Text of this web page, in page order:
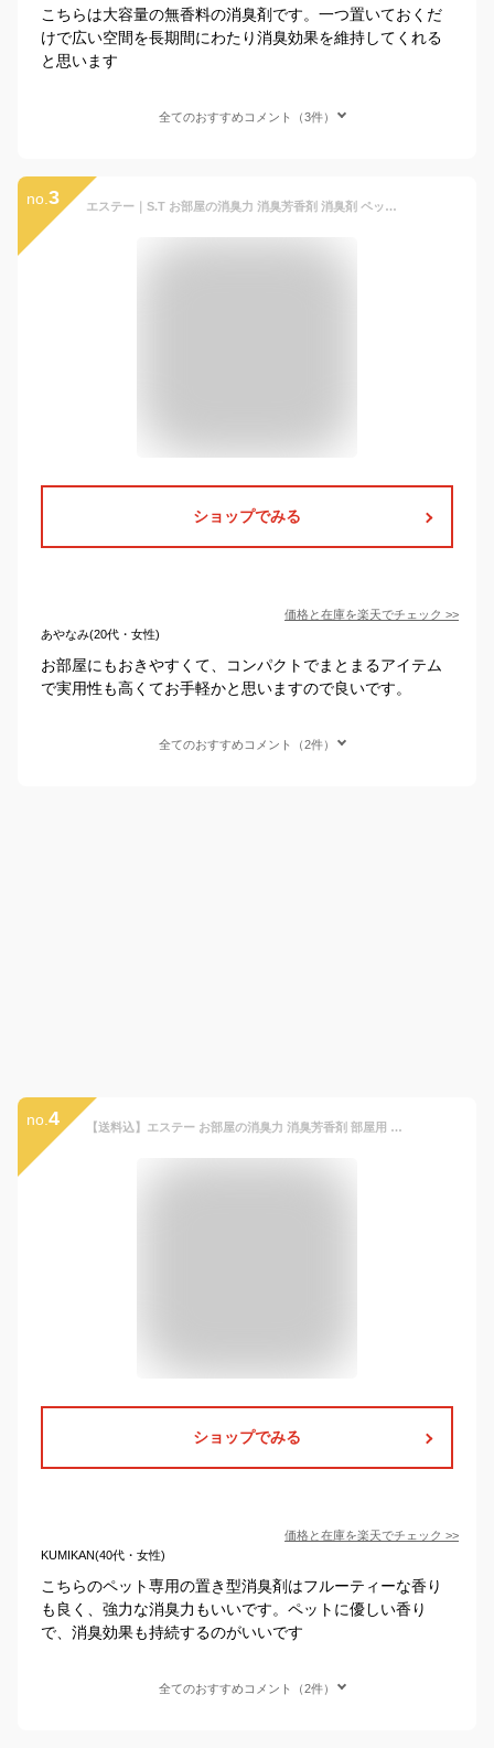
こちらは大容量の無香料の消臭剤です。一つ置いておくだ
けで広い空間を長期間にわたり消臭効果を維持してくれる
と思います
全てのおすすめコメント（3件）
no. 3 エステー｜S.T お部屋の消臭力 消臭芳香剤 消臭剤 ペット 部屋 玄関 リビング 置き型 ペット用フルーティーガーデン 400mL【rb_pcp】
ショップでみる
価格と在庫を楽天でチェック >>
あやなみ(20代・女性)
お部屋にもおきやすくて、コンパクトでまとまるアイテム
で実用性も高くてお手軽かと思いますので良いです。
全てのおすすめコメント（2件）
no. 4 【送料込】エステー お部屋の消臭力 消臭芳香剤 部屋用 置き型 ペット用フルーティガーデン 400mL 1個
ショップでみる
価格と在庫を楽天でチェック >>
KUMIKAN(40代・女性)
こちらのペット専用の置き型消臭剤はフルーティーな香り
も良く、強力な消臭力もいいです。ペットに優しい香り
で、消臭効果も持続するのがいいです
全てのおすすめコメント（2件）